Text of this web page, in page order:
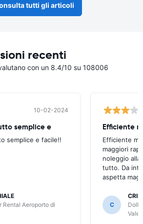
tutti gli articoli
recenti
con un 8.4/10 su 108006
10-02-2024
semplice e
semplice e facile!!
Rental Aeroporto di
Efficiente
maggiori
noleggio
tutto. Da
aspetta
C